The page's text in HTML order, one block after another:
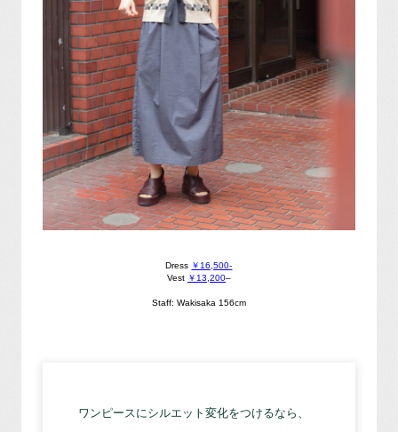
Dress ￥16,500-
Vest ￥13,200–
Staff: Wakisaka 156cm
ワンピースにシルエット変化をつけるなら、